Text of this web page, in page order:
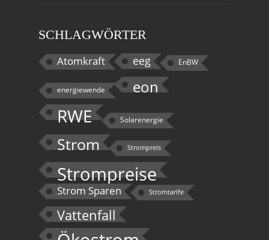
SCHLAGWÖRTER
Atomkraft eeg EnBW
energiewende eon
RWE Solarenergie
Strom Strompreis
Strompreise
Strom Sparen Stromtarife
Vattenfall